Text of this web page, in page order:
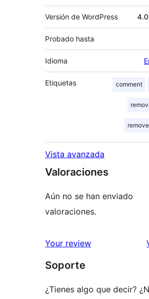
Versión de WordPress
Probado hasta
Idioma
Etiquetas comment
Vista avanzada
Valoraciones
Aún no se han enviado
valoraciones.
Your review
Soporte
¿Tienes algo que decir?